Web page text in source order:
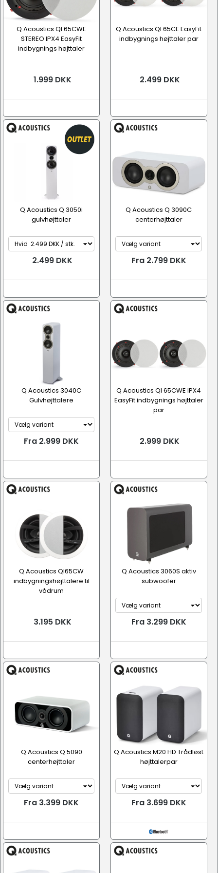
Q Acoustics QI 65CWE
STEREO IPX4 EasyFit
indbygnings højttaler
1.999 DKK
Q Acoustics QI 65CE EasyFit
indbygnings højttaler par
2.499 DKK
Q Acoustics Q 3050i
gulvhøjttaler
2.499 DKK
Q Acoustics Q 3090C
centerhøjttaler
Fra 2.799 DKK
Q Acoustics 3040C
Gulvhøjttalere
Fra 2.999 DKK
Q Acoustics QI 65CWE IPX4
EasyFit indbygnings højttaler
par
2.999 DKK
Q Acoustics QI65CW
indbygningshøjttalere til
vådrum
3.195 DKK
Q Acoustics 3060S aktiv
subwoofer
Fra 3.299 DKK
Q Acoustics Q 5090
centerhøjttaler
Fra 3.399 DKK
Q Acoustics M20 HD Trådløst
højttalerpar
Fra 3.699 DKK